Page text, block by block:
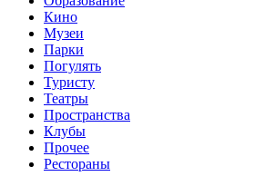
Кино
Музеи
Парки
Погулять
Туристу
Театры
Пространства
Клубы
Прочее
Рестораны